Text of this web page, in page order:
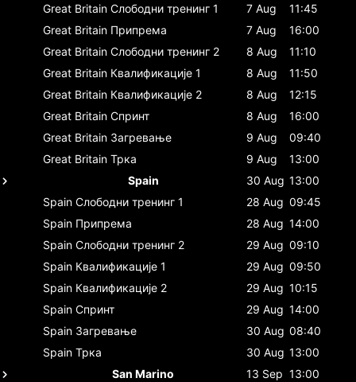
Great Britain Слободни тренинг 1 7 Aug
11:45
Great Britain Припрема 7 Aug
16:00
Great Britain Слободни тренинг 2 8 Aug
11:10
Great Britain Квалификације 1 8 Aug
11:50
Great Britain Квалификације 2 8 Aug
12:15
Great Britain Спринт 8 Aug
16:00
Great Britain Загревање 9 Aug
09:40
Great Britain Трка 9 Aug
13:00
Spain
30 Aug 13:00
Spain Слободни тренинг 1 28 Aug 09:45
Spain Припрема 28 Aug 14:00
Spain Слободни тренинг 2 29 Aug 09:10
Spain Квалификације 1 29 Aug 09:50
Spain Квалификације 2 29 Aug 10:15
Spain Спринт 29 Aug 14:00
Spain Загревање 30 Aug 08:40
Spain Трка 30 Aug 13:00
San Marino
13 Sep 13:00